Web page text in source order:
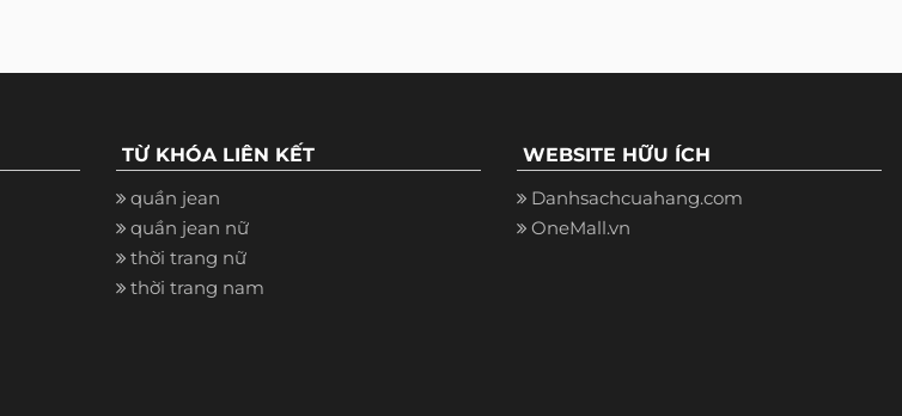
TỪ KHÓA LIÊN KẾT
quần jean
quần jean nữ
thời trang nữ
thời trang nam
WEBSITE HỮU ÍCH
Danhsachcuahang.com
OneMall.vn